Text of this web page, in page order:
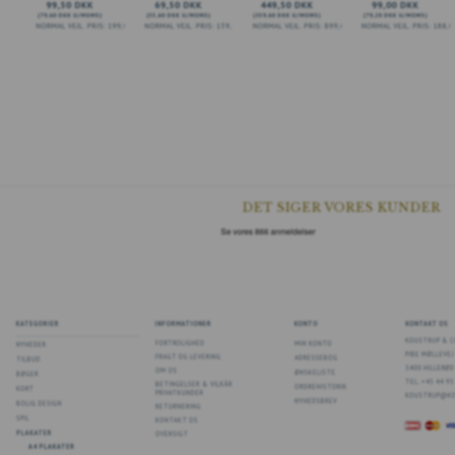
99,50 DKK
79,60 DKK U/MOMS
199,00 DKK
69,50 DKK
55,60 DKK U/MOMS
139,00 DKK
449,50 DKK
359,60 DKK U/MOMS
899,00 DKK
99,00 DKK
79,20 DKK U/MOMS
DET SIGER VORES KUNDER
KATEGORIER
PLAKATER
A4 PLAKATER
INFORMATIONER
OM OS
KONTAKT OS
KONTO
MIN KONTO
ADRESSEBOG
KONTAKT OS
PIBE MØLLEVEJ
3400 HILLERØD
TEL. +45 44 95